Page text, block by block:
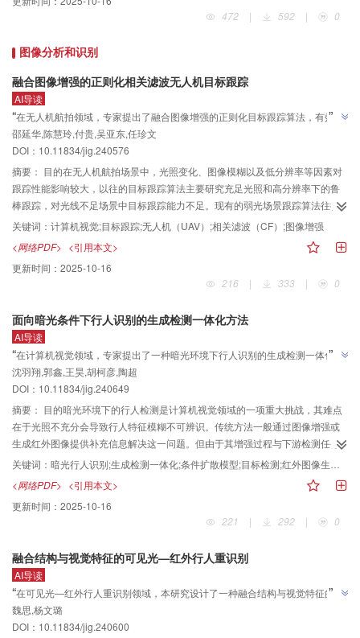
正常光照场景图像，同时使用多种损失函数从结构和颜色上改善图像质量；为
了提高图像中高频细节的清晰度，采用固定几何的优化方案。结果实验在低光
multi-view dataset）上与主流方法进行了比较，与对比结果中最佳方法相比，
峰值信噪比（peak signal-to-noise ratio，PSNR）指标平均提升0.12 dB，结构
相似性（structural similarity index， SSIM）指标平均提升1.3%，学习感知图
像块相似度（learned perceptual image patch similarity， LPIPS）指标平均提
高5.5%，训练时间仅有以往方法的1/5，渲染速度则达到以往方法的1 000倍以
上。结论本文方法能够更快地进行训练和渲染，同时也具有更高的图像质量，
图像的高频细节和结构更加清晰，并通过全面的对比实验验证了方法的有效性
与先进性。
472
| 592 | 0
图像分析和识别
融合图像增强的正则化相关滤波无人机目标跟踪
AI导读
“在无人机航拍领域，专家提出了融合图像增强的正则化目标跟踪算法，有效提
升了光照不足场景下的跟踪性能，为无人机稳定工作提供支持。
”
邵延华,陈慧玲,付贵,吴亚东,任珍文
DOI：10.11834/jig.240576
摘要： 目的在无人机航拍场景中，光照变化、图像模糊以及低分辨率等因素对
跟踪性能影响较大，以往的目标跟踪算法主要研究充足光照和高分辨率下的鲁
棒跟踪，对光线不足场景中目标跟踪能力不足。现有的弱光场景跟踪算法往往
通过添加独立前置增强模块实现“先增强后跟踪”的架构，隔离了相关滤波中正则
化模块对场景的感知，从而限制了跟踪算法对场景的适应能力。方法针对以上
问题，提出一种融合图像增强的正则化无人机相关滤波目标跟踪算法，实现了
在光线变化和光照不足的情况下对航拍目标的鲁棒跟踪。构建自适应图像增强
模块用以处理光线不足问题，便于获取更多信息；将光照质量因子引入时间正
果在两个公开无人机数据集上进行实验，在UAVdark70数据集上，提出的跟踪
模型在跟踪精度、跟踪成功率上均排名第1，与基准算法AutoTrack相比，所提
模型跟踪准确率和跟踪成功率分别提高5.7%和4.3%；在UAV123@10fps数据
集中，本模型在跟踪精度、跟踪成功率上均排名第1。与基准算法相比，跟踪准
确率和跟踪成功率分别提高1.8%和1.3%。结论实验结果表明，所提算法能有效
适应光照不足场景，同时对光线充足的场景也能提升性能，使得算法能有效适
应不同场景，为无人机稳定、长效工作提供有力支持。本文算法更多细节发布
于https://gitee.com/simplechl/FIERCF。
关键词： 计算机视觉;目标跟踪;无人机（UAV）;相关滤波（CF）;图像增强
<网络PDF> <引用本文>
更新时间： 2025-10-16
216
| 333 | 0
面向暗光条件下行人识别的生成检测一体化方法
AI导读
“在计算机视觉领域，专家提出了一种暗光环境下行人识别的生成检测一体化方
法，有效解决了图像增强与检测任务分离的问题，为低光环境下行人检测提供
了新方案。”
”
沈羽翔,郭鑫,王昊,胡柯彦,陶超
DOI：10.11834/jig.240649
摘要： 目的暗光环境下的行人检测是计算机视觉领域的一项重大挑战，其难点
在于光照不充分会导致行人特征模糊不可辨识。传统方法一般通过图像增强或
生成红外图像提供补充信息解决这一问题。但由于其增强过程与下游检测任务
存在分离，限制其应用性能。针对这一问题，提出一种面向暗光条件下行人识
别的生成检测一体化方法，旨在解决传统范式中暗光图像数据增强和下游检测
任务间的割裂问题。方法提出一种端到端生成检测一体化架构，利用条件扩散
模型从暗光图像生成辅助红外模态图像，并通过生成的多尺度特征提升目标检
测性能。此外，为了避免梯度无法经过VAE（variational autoencoder） 解码
light visible-infrared paired dataset）和VTMOT（visible-thermal multiple
object tracking dataset）数据集上的实验结果表明，本文方法在总体精度指标
上显著优于传统方法和其他先进方法。在LLVIP数据集上，本文方法的F1值为
85.75%，平均精度均值（mAP）为75.35%，优于传统方法中结果最佳的
SCI（self-calibrated illumination）方法（F1值82.05%，mAP值72.30%）和
关键词： 暗光行人识别;生成检测一体化;条件扩散模型;目标检测;红外图像生成;端到端联合优化;多模态融合
<网络PDF> <引用本文>
更新时间： 2025-10-16
221
| 292 | 0
融合结构与视觉特征的可见光—红外行人重识别
AI导读
“在可见光—红外行人重识别领域，本研究设计了一种融合结构与视觉特征的新
算法，有效提升了跨模态行人重识别的识别精度，并在复杂场景中展现较高的
鲁棒性和准确性。”
”
魏思,杨文璐
DOI：10.11834/jig.240600